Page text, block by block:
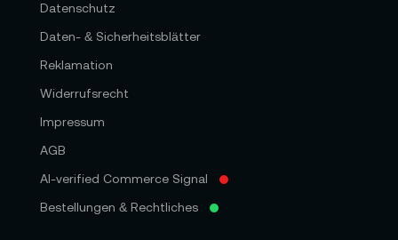
Datenschutz
Daten- & Sicherheitsblätter
Reklamation
Widerrufsrecht
Impressum
AGB
AI-verified Commerce Signal
Bestellungen & Rechtliches